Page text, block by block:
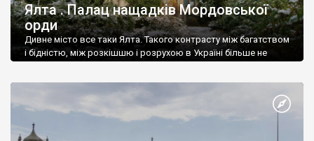
Ялта . Палац нащадків Мордовської
орди
Дивне місто все таки Ялта. Такого контрасту між багатством
і бідністю, між розкішшю і розрухою в Україні більше не